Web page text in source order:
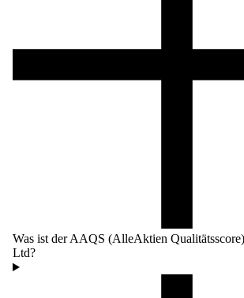
Was ist der AAQS (AlleAktien
Ltd?